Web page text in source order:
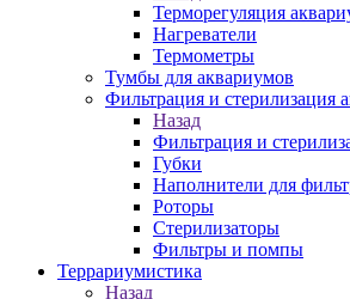
Терморегуляция
Нагреватели
Термометры
Тумбы для аквариумов
Фильтрация и стерилизация
Назад
Фильтрация и
Губки
Наполнители для
Роторы
Стерилизаторы
Фильтры и помпы
Террариумистика
Назад